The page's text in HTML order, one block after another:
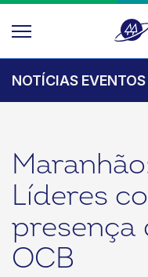
NOTÍCIAS EVENTOS
Líderes
presença
OCB